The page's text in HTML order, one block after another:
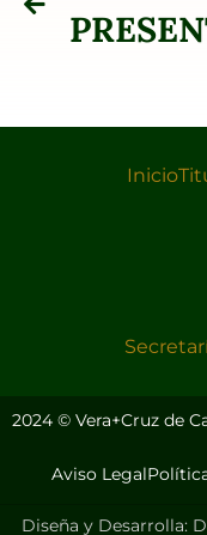
Inicio
2024 © Vera+Cruz de
Aviso Legal
Diseña y Desarrolla: